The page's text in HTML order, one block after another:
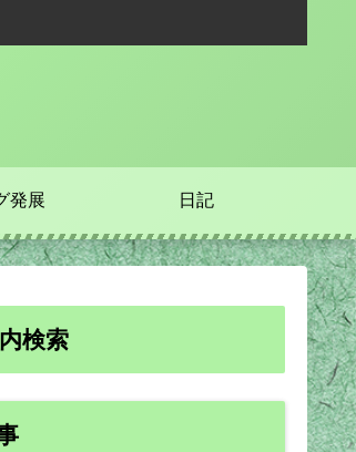
発展 日記
検索